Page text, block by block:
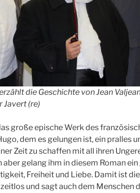
die Geschichte von Jean
Javert (re)
große epische Werk des
dem es gelungen ist, ein pralles
Zeit zu schaffen mit all ihren
aber gelang ihm in diesem Roman
Freiheit und Liebe. Damit ist
und sagt auch dem Menschen